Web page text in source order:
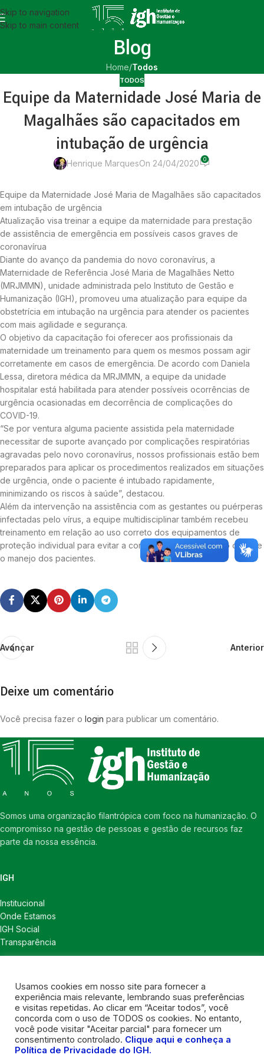
Skip to navigation
Skip to main content
Blog
Home/Todos
TODOS
Equipe da Maternidade José Maria de
Magalhães são capacitados em
intubação de urgência
Henrique MarquesOn 24/04/2020 0
Equipe da Maternidade José Maria de Magalhães são capacitados
em intubação de urgência
Atualização visa treinar a equipe da maternidade para prestação
de assistência de emergência em possíveis casos graves de
coronavírua
Diante do avanço da pandemia do novo coronavírus, a
Maternidade de Referência José Maria de Magalhães Netto
(MRJMMN), unidade administrada pelo Instituto de Gestão e
Humanização (IGH), promoveu uma atualização para equipe da
obstetrícia em intubação na urgência para atender os pacientes
com mais agilidade e segurança.
O objetivo da capacitação foi oferecer aos profissionais da
maternidade um treinamento para quem os mesmos possam agir
corretamente em casos de emergência. De acordo com Daniela
Lessa, diretora médica da MRJMMN, a equipe da unidade
hospitalar está habilitada para atender possíveis ocorrências de
urgência ocasionadas em decorrência de complicações do
COVID-19.
“Se por ventura alguma paciente assistida pela maternidade
necessitar de suporte avançado por complicações respiratórias
agravadas pelo novo coronavírus, nossos profissionais estão bem
preparados para aplicar os procedimentos realizados em situações
de urgência, onde o paciente é intubado rapidamente,
minimizando os riscos à saúde”, destacou.
Além da intervenção na assistência com as gestantes ou puérperas
infectadas pelo vírus, a equipe multidisciplinar também recebeu
treinamento em relação ao uso correto dos equipamentos de
proteção individual para evitar a contaminação dos mesmo durante
o manejo dos pacientes.
Avançar Anterior
Deixe um comentário
Você precisa fazer o login para publicar um comentário.
Somos uma organização filantrópica com foco na humanização. O
compromisso na gestão de pessoas e gestão de recursos faz
parte da nossa essência.
IGH
Institucional
Onde Estamos
IGH Social
Transparência
Notícias
Política de Privacidade
CONTATOS
Contatos
Usamos cookies em nosso site para fornecer a
experiência mais relevante, lembrando suas preferências
e visitas repetidas. Ao clicar em “Aceitar todos”, você
concorda com o uso de TODOS os cookies. No entanto,
você pode visitar "Aceitar parcial" para fornecer um
consentimento controlado. Clique aqui e conheça a
Política de Privacidade do IGH.